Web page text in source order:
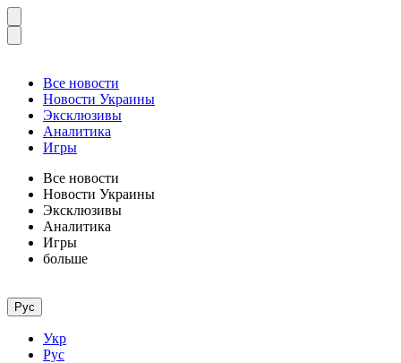
Все новости
Новости Украины
Эксклюзивы
Аналитика
Игры
Все новости
Новости Украины
Эксклюзивы
Аналитика
Игры
больше
Рус
Укр
Рус